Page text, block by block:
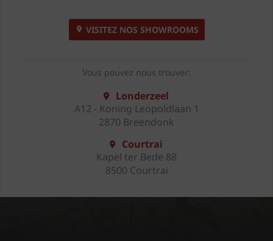
VISITEZ NOS SHOWROOMS
Vous pouvez nous trouver:
Londerzeel
A12 - Koning Leopoldlaan 1
2870 Breendonk
Courtrai
Kapel ter Bede 88
8500 Courtrai